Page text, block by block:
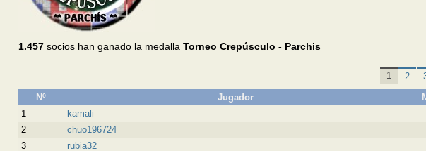
1.457socios han ganado la medalla Torneo Crepúsculo - Parchis
1 2
Nº Jugador
1
kamali
2
chuo196724
3
rubia32